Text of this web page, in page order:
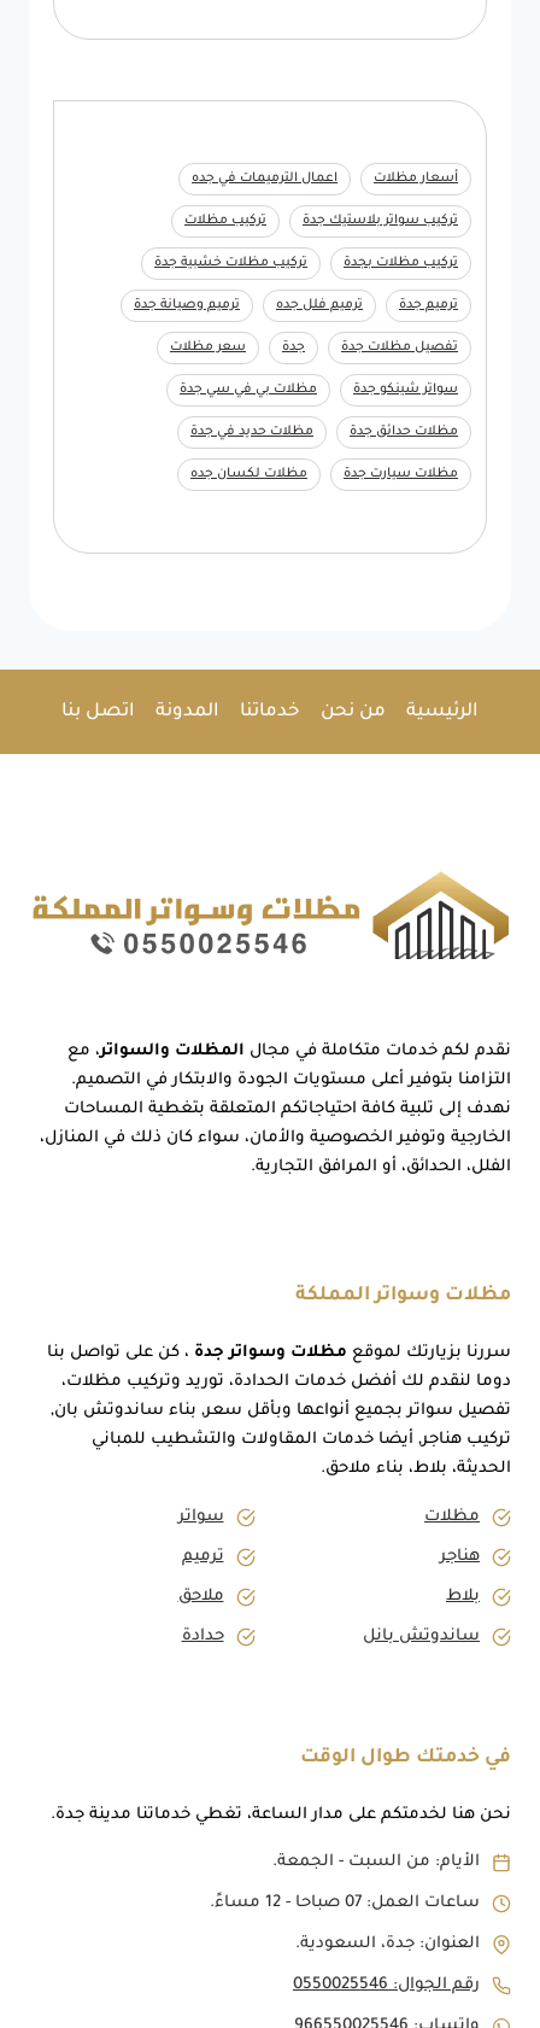
أسعار مظلات اعمال الترميمات في جده
تركيب سواتر بلاستيك جدة تركيب مظلات
تركيب مظلات بجدة تركيب مظلات خشبية جدة
ترميم جدة ترميم فلل جده ترميم وصيانة جدة
تفصيل مظلات جدة جدة سعر مظلات
سواتر شينكو جدة مظلات بي في سي جدة
مظلات حدائق جدة مظلات حديد في جدة
مظلات سيارت جدة مظلات لكسان جده
الرئيسية من نحن خدماتنا المدونة اتصل بنا
نقدم لكم خدمات متكاملة في مجال المظلات والسواتر، مع
التزامنا بتوفير أعلى مستويات الجودة والابتكار في التصميم.
نهدف إلى تلبية كافة احتياجاتكم المتعلقة بتغطية المساحات
الخارجية وتوفير الخصوصية والأمان، سواء كان ذلك في المنازل،
الفلل، الحدائق، أو المرافق التجارية.
مظلات وسواتر المملكة
سررنا بزيارتك لموقع مظلات وسواتر جدة ، كن على تواصل بنا
دوما لنقدم لك أفضل خدمات الحدادة، توريد وتركيب مظلات،
تفصيل سواتر بجميع أنواعها وبأقل سعر, بناء ساندوتش بان,
تركيب هناجر, أيضا خدمات المقاولات والتشطيب للمباني
الحديثة، بلاط، بناء ملاحق.
مظلات سواتر
هناجر ترميم
بلاط ملاحق
ساندوتش بانل حدادة
في خدمتك طوال الوقت
نحن هنا لخدمتكم على مدار الساعة، تغطي خدماتنا مدينة جدة.
الأيام: من السبت - الجمعة.
ساعات العمل: 07 صباحا - 12 مساءً.
العنوان: جدة، السعودية.
رقم الجوال: 0550025546